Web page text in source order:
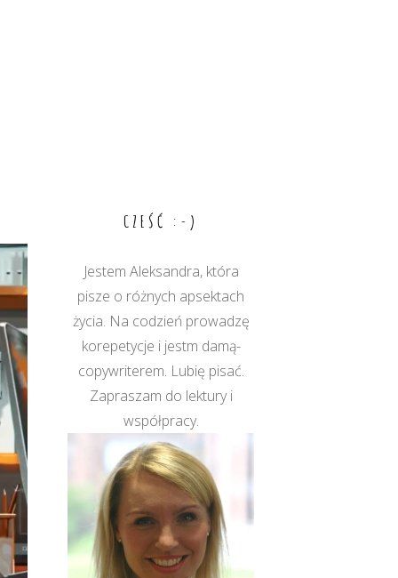
CZEŚĆ :-)
Jestem Aleksandra, która
pisze o różnych apsektach
życia. Na codzień prowadzę
korepetycje i jestm damą-
copywriterem. Lubię pisać.
Zapraszam do lektury i
współpracy.